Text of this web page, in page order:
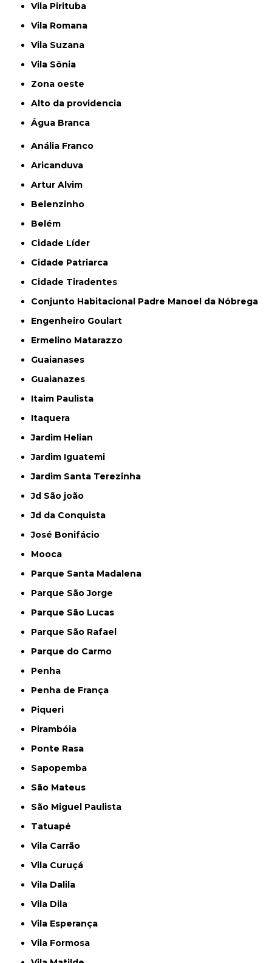
Vila Pirituba
Vila Romana
Vila Suzana
Vila Sônia
Zona oeste
alto da providencia
Água Branca
Anália Franco
Aricanduva
Artur Alvim
Belenzinho
Belém
Cidade Líder
Cidade Patriarca
Cidade Tiradentes
Conjunto Habitacional Padre Manoel da Nóbrega
Engenheiro Goulart
Ermelino Matarazzo
Guaianases
Guaianazes
Itaim Paulista
Itaquera
Jardim Helian
Jardim Iguatemi
Jardim Santa Terezinha
Jd São joão
Jd da Conquista
José Bonifácio
Mooca
Parque Santa Madalena
Parque São Jorge
Parque São Lucas
Parque São Rafael
Parque do Carmo
Penha
Penha de França
Piqueri
Pirambóia
Ponte Rasa
Sapopemba
São Mateus
São Miguel Paulista
Tatuapé
Vila Carrão
Vila Curuçá
Vila Dalila
Vila Dila
Vila Esperança
Vila Formosa